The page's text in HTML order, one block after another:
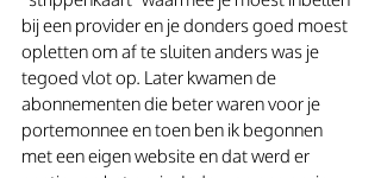
bij een provider en je donders goed moest
opletten om af te sluiten anders was je
tegoed vlot op. Later kwamen de
abonnementen die beter waren voor je
portemonnee en toen ben ik begonnen
met een eigen website en dat werd er